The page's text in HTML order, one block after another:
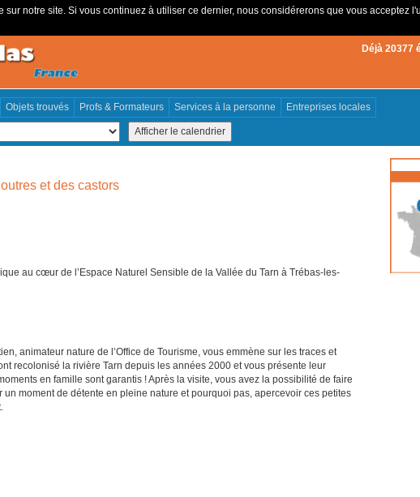
notre site. Si vous continuez à utiliser ce dernier, nous considérerons que vous acceptez
Déjà 20377
Objets trouvés Profs & Formateurs Services à la personne Entreprises locales
et des castors
au cœur de l’Espace Naturel Sensible de la Vallée du Tarn à Trébas-les-
animateur nature de l’Office de Tourisme, vous emmène sur les traces et
recolonisé la rivière Tarn depuis les années 2000 et vous présente leur
en famille sont garantis ! Après la visite, vous avez la possibilité de faire
moment de détente en pleine nature et pourquoi pas, apercevoir ces petites